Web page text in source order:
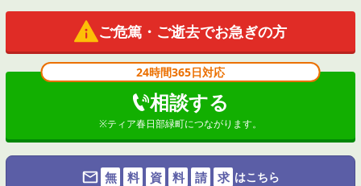
ご危篤・ご逝去でお急ぎの方
24時間365日対応
相談する
※ティア春日部緑町につながります。
無 料 資 料 請 求 はこちら